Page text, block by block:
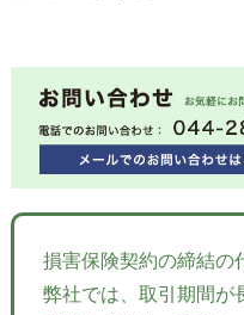
損害保険契約の締結の
弊社では、取引期間が